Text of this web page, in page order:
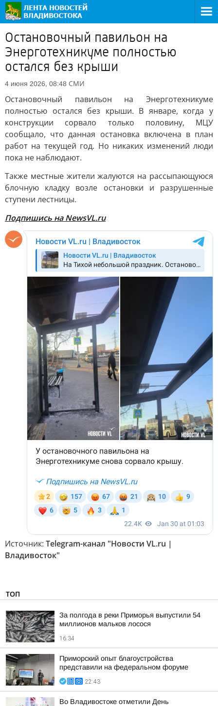
Остановочный павильон на
Энерготехникуме полностью
остался без крыши
4 июня 2026, 08:48 СМИ
Остановочный павильон на Энерготехникуме
полностью остался без крыши. В январе, когда у
конструкции сорвало только половину, МЦУ
сообщало, что данная остановка включена в план
работ на текущей год. Но никаких изменений люди
пока не наблюдают.
Также местные жители жалуются на рассыпающуюся
блочную кладку возле остановки и разрушенные
ступени лестницы.
Подпишись на NewsVL.ru
Источник: Telegram-канал "Новости VL.ru |
Владивосток"
ТОП
За полгода в реки Приморья выпустили 54
миллионов мальков лосося
16:34
Приморский опыт благоустройства
представили на федеральном форуме
22:43
Во Владивостоке отметили День